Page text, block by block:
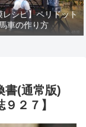
レシピ】ペリドット
車の作り方
書(通常版)
２７】